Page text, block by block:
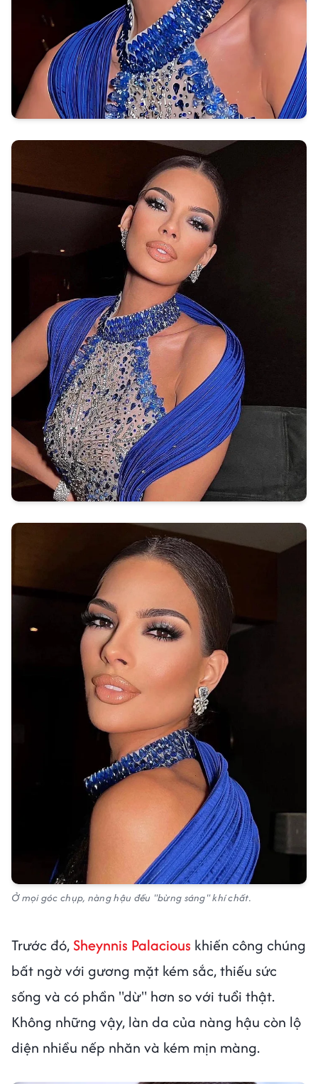
Ở mọi góc chụp, nàng hậu đều "bừng sáng" khí chất.
Trước đó, Sheynnis Palacious khiến công chúng
bất ngờ với gương mặt kém sắc, thiếu sức
sống và có phần "dừ" hơn so với tuổi thật.
Không những vậy, làn da của nàng hậu còn lộ
diện nhiều nếp nhăn và kém mịn màng.